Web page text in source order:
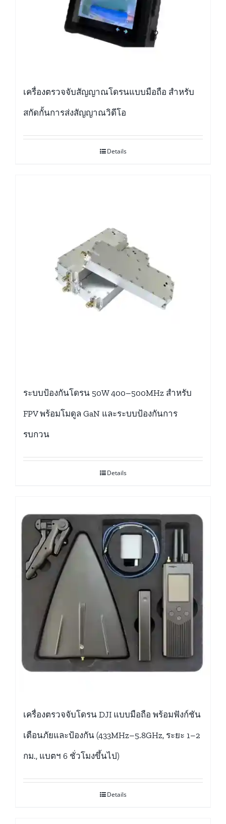
เครื่องตรวจจับสัญญาณโดรนแบบมือถือ สำหรับ
สกัดกั้นการส่งสัญญาณวิดีโอ
Details
ระบบป้องกันโดรน 50W 400–500MHz สำหรับ
FPV พร้อมโมดูล GaN และระบบป้องกันการ
รบกวน
Details
เครื่องตรวจจับโดรน DJI แบบมือถือ พร้อมฟังก์ชัน
เตือนภัยและป้องกัน (433MHz–5.8GHz, ระยะ 1–2
กม., แบตฯ 6 ชั่วโมงขึ้นไป)
Details